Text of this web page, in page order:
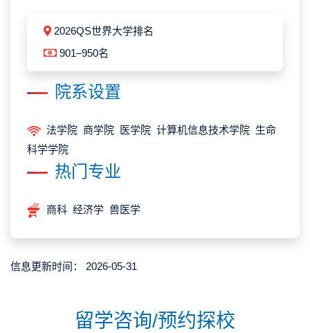
2026QS世界大学排名
901–950名
院系设置
法学院 商学院 医学院 计算机信息技术学院 生命
科学学院
热门专业
商科 经济学 兽医学
信息更新时间： 2026-05-31
留学咨询/预约探校